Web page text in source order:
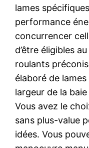
lames
performance
concurrencer
d’être éligibles
roulants
élaboré de
largeur de la
Vous avez le
sans plus-value
idées. Vous